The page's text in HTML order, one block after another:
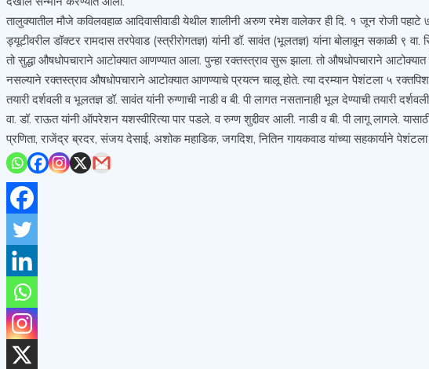
तालुक्यातील मौजे कविलवहाळ आदिवासीवाडी येथील शालीनी अरुण रमेश वालेकर ही दि. १ जून रोजी पहाटे
ड्यूटीवरील डॉक्टर रामदास तरपेवाड (स्त्रीरोगतज्ञ) यांनी डॉ. सावंत (भूलतज्ञ) यांना बोलावून सकाळी
तो सुद्धा औषधोपचाराने आटोक्यात आणण्यात आला. पुन्हा रक्तस्त्राव सुरू झाला. तो औषधोपचाराने
नसल्याने रक्तस्त्राव औषधोपचाराने आटोक्यात आणण्याचे प्रयत्न चालू होते. त्या दरम्यान पेशंटला ५
तयारी दर्शवली व भूलतज्ञ डॉ. सावंत यांनी रुग्णाची नाडी व बी. पी लागत नसतानाही भूल देण्याची तयारी
वा. डॉ. राऊत यांनी ऑपरेशन यशस्वीरित्या पार पडले. व रुग्ण शुद्दीवर आली. नाडी व बी. पी लागू लागले.
प्रणिता, राजेंद्र ब्रदर, संजय देसाई, अशोक महाडिक, जगदिश, नितिन गायकवाड यांच्या सहकार्याने